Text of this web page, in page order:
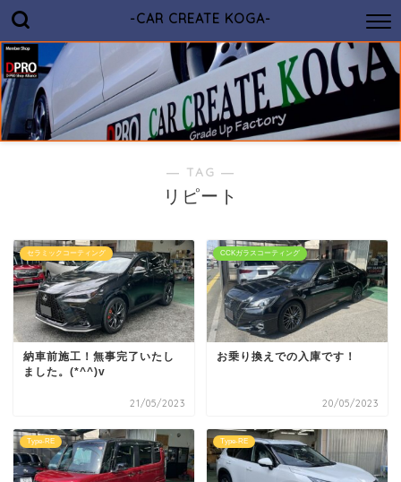
-CAR CREATE KOGA-
― TAG ―
リピート
セラミックコーティング
納車前施工！無事完了いたし
ました。(*^^)v
21/05/2023
CCKガラスコーティング
お乗り換えでの入庫です！
20/05/2023
Type-RE Type-RE